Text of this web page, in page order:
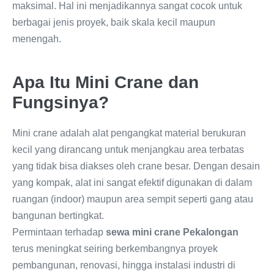
maksimal. Hal ini menjadikannya sangat cocok untuk
berbagai jenis proyek, baik skala kecil maupun
menengah.
Apa Itu Mini Crane dan
Fungsinya?
Mini crane adalah alat pengangkat material berukuran
kecil yang dirancang untuk menjangkau area terbatas
yang tidak bisa diakses oleh crane besar. Dengan desain
yang kompak, alat ini sangat efektif digunakan di dalam
ruangan (indoor) maupun area sempit seperti gang atau
bangunan bertingkat.
Permintaan terhadap sewa mini crane Pekalongan
terus meningkat seiring berkembangnya proyek
pembangunan, renovasi, hingga instalasi industri di